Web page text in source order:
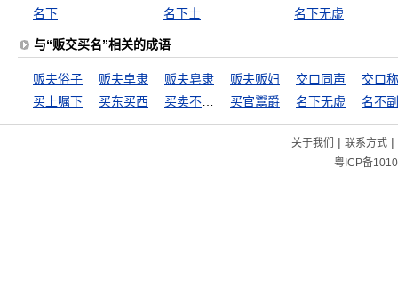
名下
名下士 名下无虚
与“贩交买名”相关的成语
贩夫俗子 贩夫皁隶 贩夫皂隶 贩夫贩妇 交口同声
交口
买上嘱下
买东买西 买官鬻爵 名下无虚 名不
关于我们 | 联系方式|
粤ICP备